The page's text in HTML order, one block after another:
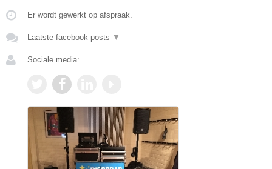
Er wordt gewerkt op afspraak.
Laatste facebook posts ▼
Sociale media: